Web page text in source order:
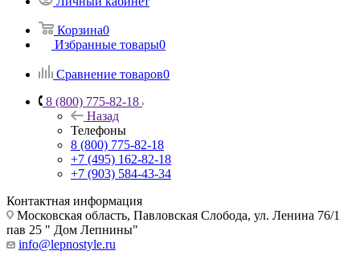
Корзина0
Избранные товары0
Сравнение товаров0
8 (800) 775-82-18
Назад
Телефоны
8 (800) 775-82-18
+7 (495) 162-82-18
+7 (903) 584-43-34
Контактная информация
Московская область, Павловская Слобода, ул. Ленина 76/1
пав 25 " Дом Лепнины"
info@lepnostyle.ru